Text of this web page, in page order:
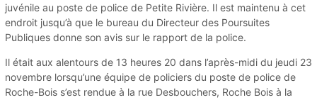
juvénile au poste de police de Petite Rivière. Il est maintenu à cet
endroit jusqu’à que le bureau du Directeur des Poursuites
Publiques donne son avis sur le rapport de la police.
Il était aux alentours de 13 heures 20 dans l’après-midi du jeudi 23
novembre lorsqu’une équipe de policiers du poste de police de
Roche-Bois s’est rendue à la rue Desbouchers, Roche Bois à la